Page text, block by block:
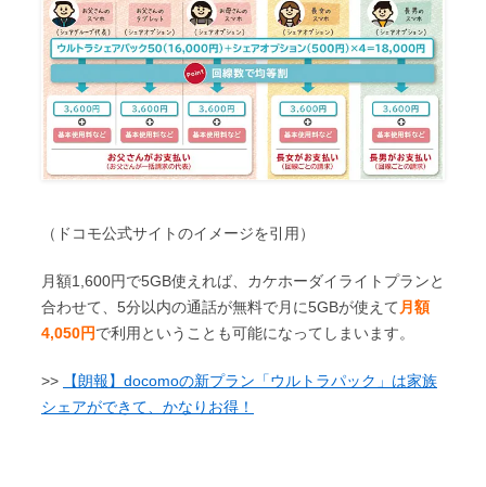
（ドコモ公式サイトのイメージを引用）
月額1,600円で5GB使えれば、カケホーダイライトプランと
合わせて、5分以内の通話が無料で月に5GBが使えて 月額
4,050円で利用ということも可能になってしまいます。
>>
【朗報】docomoの新プラン「ウルトラパック」は家族
シェアができて、かなりお得！